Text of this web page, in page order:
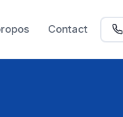
Contact